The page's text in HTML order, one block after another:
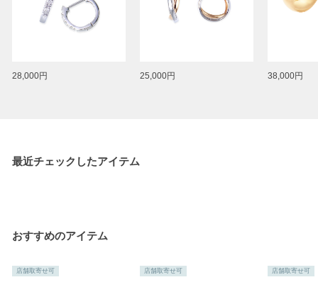
28,000円 25,000円 38,000円
最近チェックしたアイテム
おすすめのアイテム
店舗取寄せ可 店舗取寄せ可 店舗取寄せ可